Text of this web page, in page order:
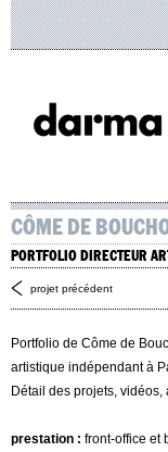
CÔME DE
PORTFOLIO DIRECTEUR
projet précédent
Portfolio de Côme de
artistique indépendant à
Détail des projets, vidéos,
prestation : front-office et